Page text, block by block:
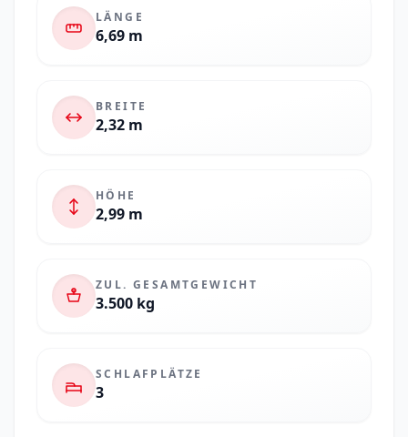
LÄNGE
6,69 m
BREITE
2,32 m
HÖHE
2,99 m
ZUL. GESAMTGEWICHT
3.500 kg
SCHLAFPLÄTZE
3